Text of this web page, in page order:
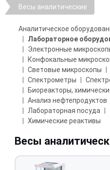
Весы аналитические
Аналитическое
Лабораторное
Электронные
Конфокальные
Световые микроскопы
Спектрометры
Биореакторы,
Анализ нефтепродуктов
Лабораторная посуда
Химические реактивы
Весы